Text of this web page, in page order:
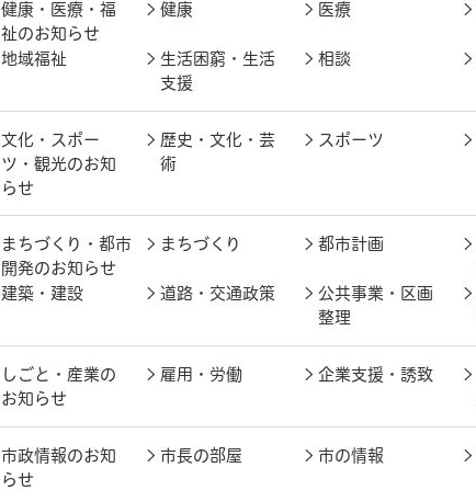
健康・医療・福
祉のお知らせ
健康 医療
地域福祉
生活困窮・生活
支援
相談
文化・スポー
ツ・観光のお知
らせ
歴史・文化・芸
術
スポーツ
まちづくり・都市
開発のお知らせ
まちづくり 都市計画
建築・建設 道路・交通政策
公共事業・区画
整理
しごと・産業の
お知らせ
雇用・労働 企業支援・誘致
市政情報のお知
らせ
市長の部屋 市の情報